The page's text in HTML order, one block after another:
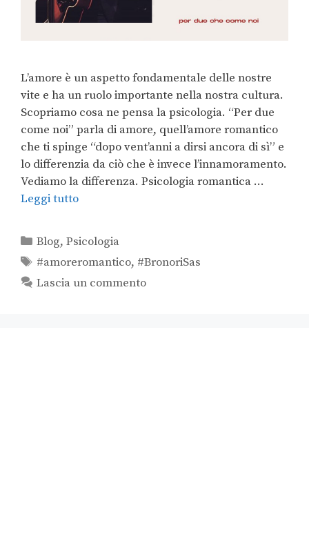
L’amore è un aspetto fondamentale delle nostre
vite e ha un ruolo importante nella nostra cultura.
Scopriamo cosa ne pensa la psicologia. “Per due
come noi” parla di amore, quell’amore romantico
che ti spinge “dopo vent’anni a dirsi ancora di sì” e
lo differenzia da ciò che è invece l’innamoramento.
Vediamo la differenza. Psicologia romantica …
Leggi tutto
Blog,Psicologia
#amoreromantico, #BronoriSas
Lascia un commento